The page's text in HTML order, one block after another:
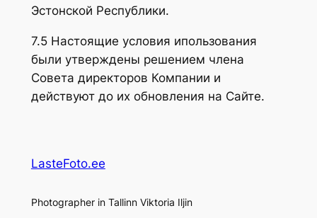
Эстонской Республики.
7.5 Настоящие условия ипользования
были утверждены решением члена
Совета директоров Компании и
действуют до их обновления на Сайте.
LasteFoto.ee
Photographer in Tallinn Viktoria Iljin